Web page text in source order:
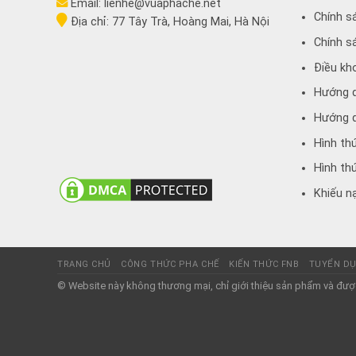
Email: lienhe@vuaphache.net
Địa chỉ: 77 Tây Trà, Hoàng Mai, Hà Nội
Chính
Chính
Điều
Hướng
Hướng
Hình
Hình
Khiếu
TRANG CHỦ CÔNG THỨC PHA CHẾ KIẾN THỨC FNB TUYỂN
© Website này không thương mại, chỉ giới thiệu sản phẩm và